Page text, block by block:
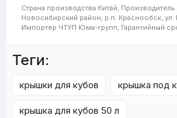
Страна производства Китай, Производитель
Новосибирский район, р.п. Краснообск, ул.
Импортер ЧТУП Юма-групп, Гарантийный
Теги:
крышки для кубов крышка под
крышка для кубов 50 л